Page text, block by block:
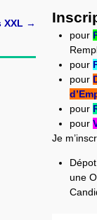
XXL →
pour
pour
pour
pour
pour
Je
une